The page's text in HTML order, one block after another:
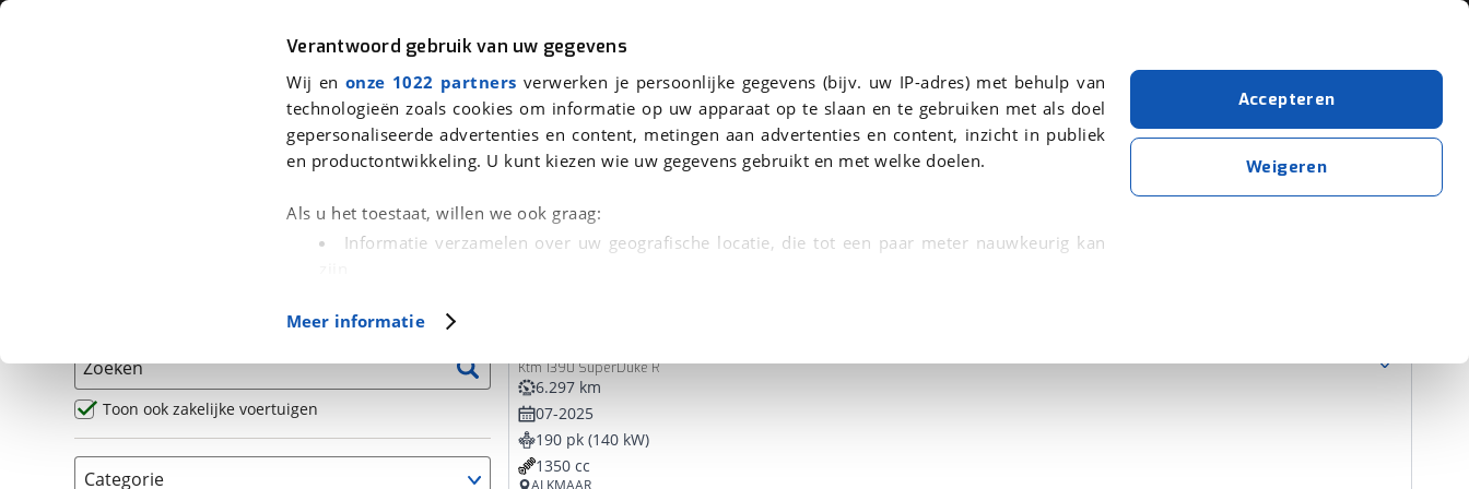
Verantwoord gebruik van uw gegevens
Wij en onze 1022 partners verwerken je persoonlijke gegevens (bijv. uw IP-adres) met behulp van
technologieën zoals cookies om informatie op uw apparaat op te slaan en te gebruiken met als doel
gepersonaliseerde advertenties en content, metingen aan advertenties en content, inzicht in publiek
en productontwikkeling. U kunt kiezen wie uw gegevens gebruikt en met welke doelen.
Als u het toestaat, willen we ook graag:
Informatie verzamelen over uw geografische locatie, die tot een paar meter nauwkeurig kan
(fingerprinting)
in. U kunt uw toestemming op elk moment wijzigen of intrekken in de
Cookieverklaring.
Met cookies en vergelijkbare technieken zorgen we voor een betere en meer persoonlijke ervaring.
Functionele cookies zorgen ervoor dat de website goed werkt. Ook gebruiken we analytische cookies
Meer informatie
Accepteren
Weigeren
Auto Fiets Motor
We hebben 80 motoren voor je gevonden
Zoeken
Toon ook zakelijke voertuigen
Categorie
Ktm 1390 SuperDuke R
6.297 km
07-2025
190 pk (140 kW)
1350 cc
ALKMAAR